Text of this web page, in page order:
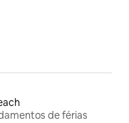
de férias